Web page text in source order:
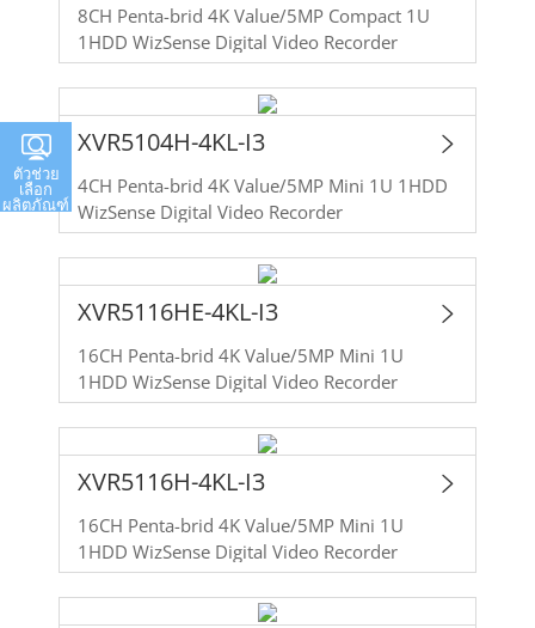
8CH Penta-brid 4K Value/5MP Compact 1U
1HDD WizSense Digital Video Recorder
XVR5104H-4KL-I3
4CH Penta-brid 4K Value/5MP Mini 1U 1HDD
WizSense Digital Video Recorder
XVR5116HE-4KL-I3
16CH Penta-brid 4K Value/5MP Mini 1U
1HDD WizSense Digital Video Recorder
XVR5116H-4KL-I3
16CH Penta-brid 4K Value/5MP Mini 1U
1HDD WizSense Digital Video Recorder
ตัวช่วย
เลือก
ผลิตภัณฑ์